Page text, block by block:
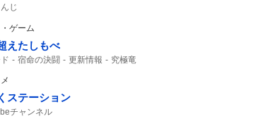
じ
ゲーム
えたしもべ
宿命の決闘 更新情報 究極竜
ステーション
チャンネル